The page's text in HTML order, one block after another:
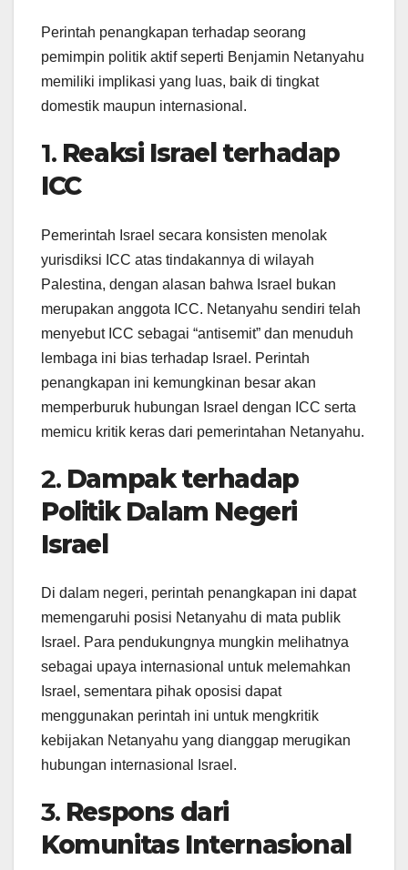
Perintah penangkapan terhadap seorang
pemimpin politik aktif seperti Benjamin Netanyahu
memiliki implikasi yang luas, baik di tingkat
domestik maupun internasional.
1. Reaksi Israel terhadap
ICC
Pemerintah Israel secara konsisten menolak
yurisdiksi ICC atas tindakannya di wilayah
Palestina, dengan alasan bahwa Israel bukan
merupakan anggota ICC. Netanyahu sendiri telah
menyebut ICC sebagai “antisemit” dan menuduh
lembaga ini bias terhadap Israel. Perintah
penangkapan ini kemungkinan besar akan
memperburuk hubungan Israel dengan ICC serta
memicu kritik keras dari pemerintahan Netanyahu.
2. Dampak terhadap
Politik Dalam Negeri
Israel
Di dalam negeri, perintah penangkapan ini dapat
memengaruhi posisi Netanyahu di mata publik
Israel. Para pendukungnya mungkin melihatnya
sebagai upaya internasional untuk melemahkan
Israel, sementara pihak oposisi dapat
menggunakan perintah ini untuk mengkritik
kebijakan Netanyahu yang dianggap merugikan
hubungan internasional Israel.
3. Respons dari
Komunitas Internasional